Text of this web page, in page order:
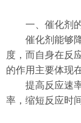
一、催化剂的
催化剂能够降
度，而自身在反
的作用主要体现
提高反应速率
率，缩短反应时间